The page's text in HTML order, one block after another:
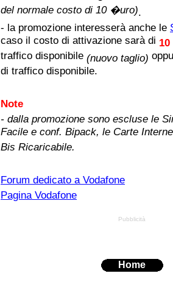
del normale costo di 10 �uro).
- la promozione interesserà anche le
caso il costo di attivazione sarà di 10
traffico disponibile (nuovo taglio)
di traffico disponibile.
Note
- dalla promozione sono escluse le
Facile e conf. Bipack, le Carte
Bis Ricaricabile.
Forum dedicato a Vodafone
Pagina Vodafone
Pubblicità
Home